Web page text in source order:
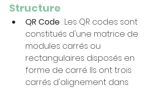
Structure
QR Code : Les QR codes sont
constitués d'une matrice de
modules carrés ou
rectangulaires disposés en
forme de carré. Ils ont trois
carrés d'alignement dans